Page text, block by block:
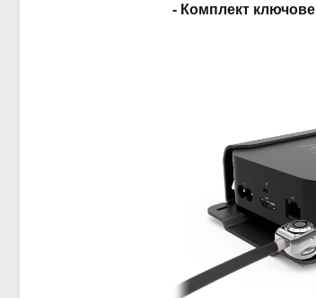
- Комплект ключове